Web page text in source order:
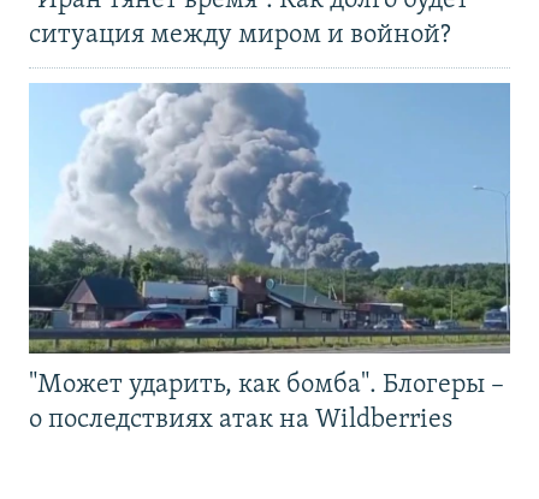
ситуация между миром и войной?
"Может ударить, как бомба". Блогеры –
о последствиях атак на Wildberries